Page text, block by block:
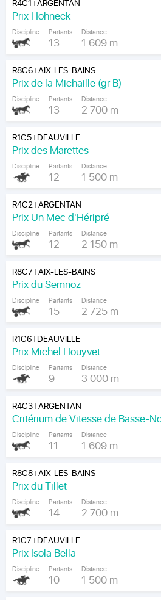
R4C1 |ARGENTAN
Prix Hohneck
Discipline Partants
13
Distance
1 609 m
R8C6|AIX-LES-BAINS
Prix de la Michaille (gr B)
Discipline Partants
13
Distance
2 700 m
R1C5| DEAUVILLE
Prix des Marettes
Discipline Partants
12
Distance
1 500 m
R4C2|ARGENTAN
Prix Un Mec d'Héripré
Discipline Partants
12
Distance
2 150 m
R8C7 |AIX-LES-BAINS
Prix du Semnoz
Discipline Partants
15
Distance
2 725 m
R1C6| DEAUVILLE
Prix Michel Houyvet
Discipline Partants
9
Distance
3 000 m
R4C3|ARGENTAN
Critérium de Vitesse de Basse-
Discipline Partants
11
Distance
1 609 m
R8C8|AIX-LES-BAINS
Prix du Tillet
Discipline Partants
14
Distance
2 700 m
R1C7 | DEAUVILLE
Prix Isola Bella
Discipline Partants
10
Distance
1 500 m